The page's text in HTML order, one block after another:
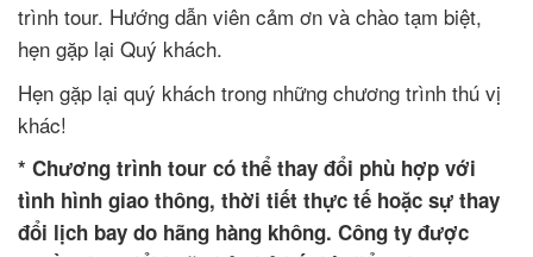
trình tour. Hướng dẫn viên cảm ơn và chào tạm biệt,
hẹn gặp lại Quý khách.
Hẹn gặp lại quý khách trong những chương trình thú vị
khác!
* Chương trình tour có thể thay đổi phù hợp với
tình hình giao thông, thời tiết thực tế hoặc sự thay
đổi lịch bay do hãng hàng không. Công ty được